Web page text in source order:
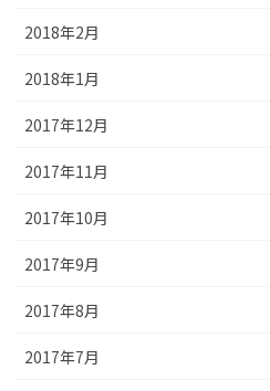
2018年2月
2018年1月
2017年12月
2017年11月
2017年10月
2017年9月
2017年8月
2017年7月